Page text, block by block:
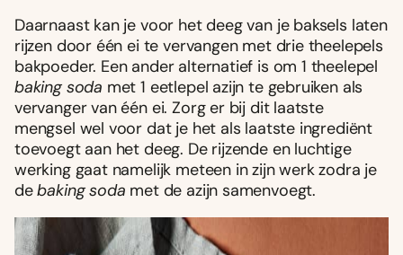
Daarnaast kan je voor het deeg van je baksels laten
rijzen door één ei te vervangen met drie theelepels
bakpoeder. Een ander alternatief is om 1 theelepel
baking soda met 1 eetlepel azijn te gebruiken als
vervanger van één ei. Zorg er bij dit laatste
mengsel wel voor dat je het als laatste ingrediënt
toevoegt aan het deeg. De rijzende en luchtige
werking gaat namelijk meteen in zijn werk zodra je
debaking soda met de azijn samenvoegt.